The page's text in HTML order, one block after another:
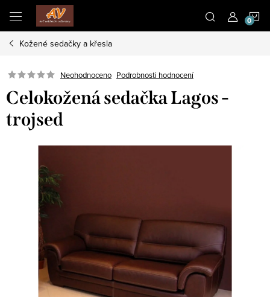
obsah
Kožené sedačky a křesla
Neohodnoceno Podrobnosti hodnocení
Celokožená sedačka Lagos -
trojsed